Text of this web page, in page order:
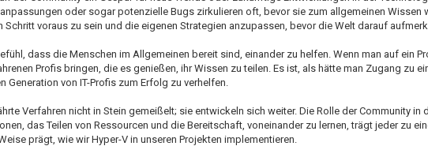
oder sogar potenzielle Bugs zirkulieren oft, bevor sie zum allgemeinen Wissen
voraus zu sein und die eigenen Strategien anzupassen, bevor die Welt darauf
dass die Menschen im Allgemeinen bereit sind, einander zu helfen. Wenn man auf ein
Profis bringen, die es genießen, ihr Wissen zu teilen. Es ist, als hätte man Zugang zu
von IT-Profis zum Erfolg zu verhelfen.
Verfahren nicht in Stein gemeißelt; sie entwickeln sich weiter. Die Rolle der Community in
das Teilen von Ressourcen und die Bereitschaft, voneinander zu lernen, trägt jeder zu
prägt, wie wir Hyper-V in unseren Projekten implementieren.